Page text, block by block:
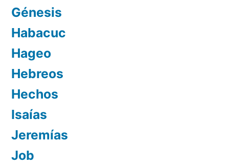
Génesis
Habacuc
Hageo
Hebreos
Hechos
Isaías
Jeremías
Job